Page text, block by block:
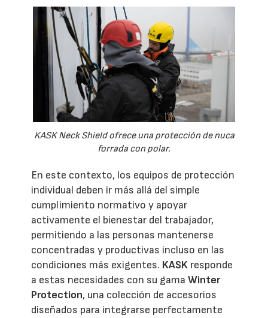
KASK Neck Shield ofrece una protección de nuca
forrada con polar.
En este contexto, los equipos de protección
individual deben ir más allá del simple
cumplimiento normativo y apoyar
activamente el bienestar del trabajador,
permitiendo a las personas mantenerse
concentradas y productivas incluso en las
condiciones más exigentes. KASK responde
a estas necesidades con su gamaWinter
Protection, una colección de accesorios
diseñados para integrarse perfectamente